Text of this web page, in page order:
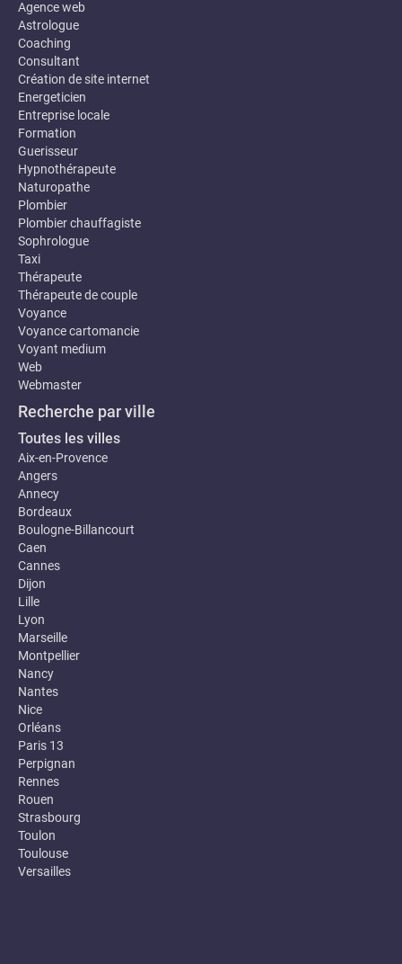
Agence web
Astrologue
Coaching
Consultant
Création de site internet
Energeticien
Entreprise locale
Formation
Guerisseur
Hypnothérapeute
Naturopathe
Plombier
Plombier chauffagiste
Sophrologue
Taxi
Thérapeute
Thérapeute de couple
Voyance
Voyance cartomancie
Voyant medium
Web
Webmaster
Recherche par ville
Toutes les villes
Aix-en-Provence
Angers
Annecy
Bordeaux
Boulogne-Billancourt
Caen
Cannes
Dijon
Lille
Lyon
Marseille
Montpellier
Nancy
Nantes
Nice
Orléans
Paris 13
Perpignan
Rennes
Rouen
Strasbourg
Toulon
Toulouse
Versailles